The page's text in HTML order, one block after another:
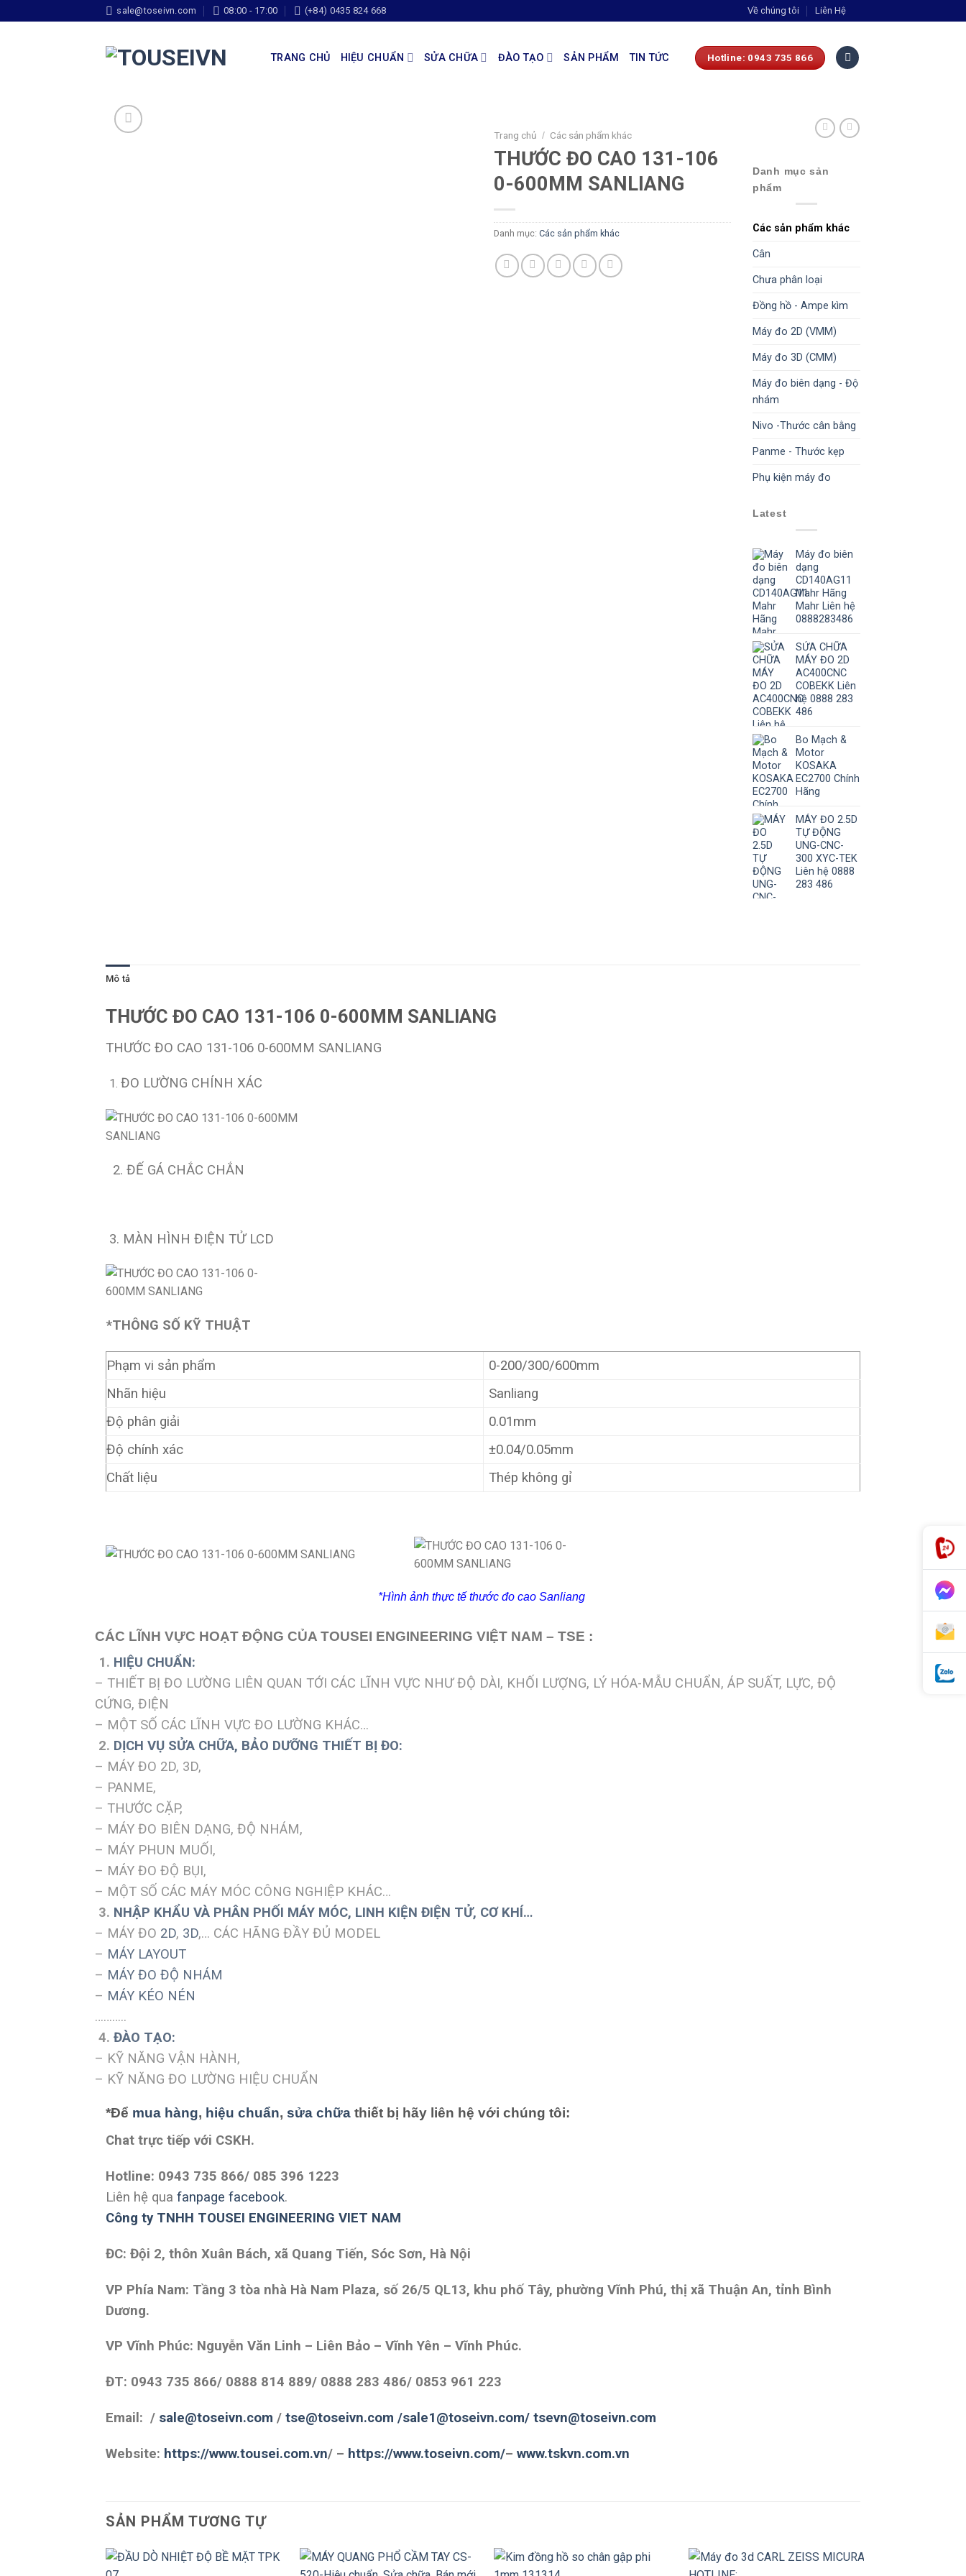
sale@toseivn.com 08:00 - 17:00 (+84) 0435 824 668 Về chúng tôi Liên Hệ
TRANG CHỦ HIỆU CHUẨN SỬA CHỮA ĐÀO TẠO SẢN PHẨM TIN TỨC Hotline: 0943 735 866
Trang chủ / Các sản phẩm khác
THƯỚC ĐO CAO 131-106
0-600MM SANLIANG
Danh mục: Các sản phẩm khác
Danh mục sản
phẩm
Các sản phẩm khác
Cân
Chưa phân loại
Đồng hồ - Ampe kìm
Máy đo 2D (VMM)
Máy đo 3D (CMM)
Máy đo biên dạng - Độ
nhám
Nivo -Thước cân bằng
Panme - Thước kẹp
Phụ kiện máy đo
Latest
Máy đo biên
dạng
CD140AG11
Mahr Hãng
Mahr Liên hệ
0888283486
SỬA CHỮA
MÁY ĐO 2D
AC400CNC
COBEKK Liên
hệ 0888 283
486
Bo Mạch &
Motor
KOSAKA
EC2700 Chính
Hãng
MÁY ĐO 2.5D
TỰ ĐỘNG
UNG-CNC-
300 XYC-TEK
Liên hệ 0888
283 486
Mô tả
THƯỚC ĐO CAO 131-106 0-600MM SANLIANG
THƯỚC ĐO CAO 131-106 0-600MM SANLIANG
ĐO LƯỜNG CHÍNH XÁC
2. ĐẾ GÁ CHẮC CHẮN
3. MÀN HÌNH ĐIỆN TỬ LCD
*THÔNG SỐ KỸ THUẬT
Phạm vi sản phẩm
0-200/300/600mm
Nhãn hiệu
Sanliang
Độ phân giải
0.01mm
Độ chính xác
±0.04/0.05mm
Chất liệu
Thép không gỉ
*Hình ảnh thực tế thước đo cao Sanliang
CÁC LĨNH VỰC HOẠT ĐỘNG CỦA TOUSEI ENGINEERING VIỆT NAM – TSE :
1. HIỆU CHUẨN:
– THIẾT BỊ ĐO LƯỜNG LIÊN QUAN TỚI CÁC LĨNH VỰC NHƯ ĐỘ DÀI, KHỐI LƯỢNG, LÝ HÓA-MẪU CHUẨN, ÁP SUẤT, LỰC, ĐỘ
CỨNG, ĐIỆN
– MỘT SỐ CÁC LĨNH VỰC ĐO LƯỜNG KHÁC…
2. DỊCH VỤ SỬA CHỮA, BẢO DƯỠNG THIẾT BỊ ĐO:
– MÁY ĐO 2D, 3D,
– PANME,
– THƯỚC CẶP,
– MÁY ĐO BIÊN DẠNG, ĐỘ NHÁM,
– MÁY PHUN MUỐI,
– MÁY ĐO ĐỘ BỤI,
– MỘT SỐ CÁC MÁY MÓC CÔNG NGHIỆP KHÁC…
3. NHẬP KHẨU VÀ PHÂN PHỐI MÁY MÓC, LINH KIỆN ĐIỆN TỬ, CƠ KHÍ…
– MÁY ĐO 2D, 3D,… CÁC HÃNG ĐẦY ĐỦ MODEL
– MÁY LAYOUT
– MÁY ĐO ĐỘ NHÁM
– MÁY KÉO NÉN
………..
4. ĐÀO TẠO:
– KỸ NĂNG VẬN HÀNH,
– KỸ NĂNG ĐO LƯỜNG HIỆU CHUẨN
*Để mua hàng, hiệu chuẩn, sửa chữa thiết bị hãy liên hệ với chúng tôi:
Chat trực tiếp với CSKH.
Hotline: 0943 735 866/ 085 396 1223
Liên hệ qua fanpage facebook.
Công ty TNHH TOUSEI ENGINEERING VIET NAM
ĐC: Đội 2, thôn Xuân Bách, xã Quang Tiến, Sóc Sơn, Hà Nội
VP Phía Nam: Tầng 3 tòa nhà Hà Nam Plaza, số 26/5 QL13, khu phố Tây, phường Vĩnh Phú, thị xã Thuận An, tỉnh Bình
Dương.
VP Vĩnh Phúc: Nguyễn Văn Linh – Liên Bảo – Vĩnh Yên – Vĩnh Phúc.
ĐT: 0943 735 866/ 0888 814 889/ 0888 283 486/ 0853 961 223
Email: / sale@toseivn.com / tse@toseivn.com /sale1@toseivn.com/ tsevn@toseivn.com
Website: https://www.tousei.com.vn/ – https://www.toseivn.com/– www.tskvn.com.vn
SẢN PHẨM TƯƠNG TỰ
+